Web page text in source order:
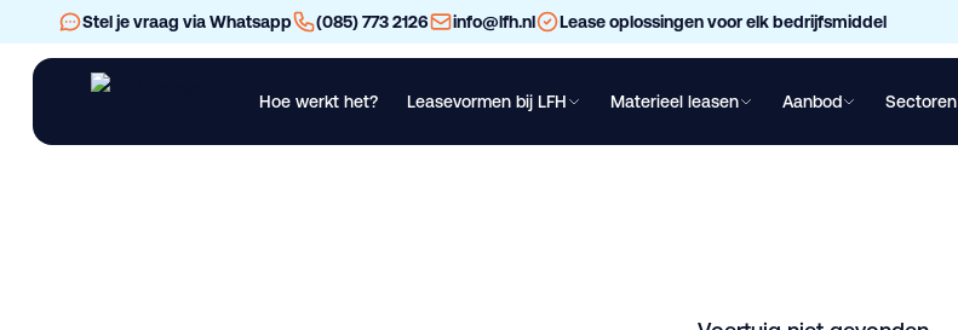
Stel je vraag via Whatsapp (085) 773 2126 info@lfh.nl Lease oplossingen voor elk bedrijfsmiddel
Hoe werkt het? Leasevormen bij LFH Materieel leasen Aanbod Sectoren